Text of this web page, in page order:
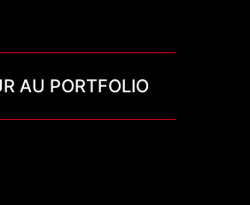
AU PORTFOLIO